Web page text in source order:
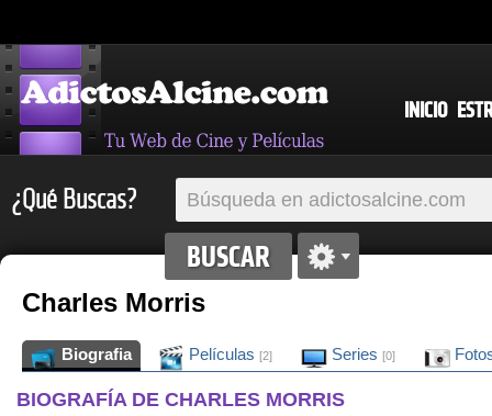
INICIO
¿Qué Buscas?
Charles Morris
Biografia Películas [2] Series [0]
BIOGRAFÍA DE CHARLES MORRIS